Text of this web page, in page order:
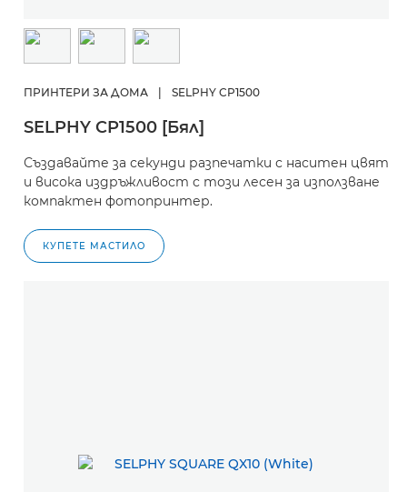
ПРИНТЕРИ ЗА ДОМА SELPHY CP1500
SELPHY CP1500 [Бял]
Създавайте за секунди разпечатки с наситен цвят
и висока издръжливост с този лесен за използване
компактен фотопринтер.
КУПЕТЕ МАСТИЛО